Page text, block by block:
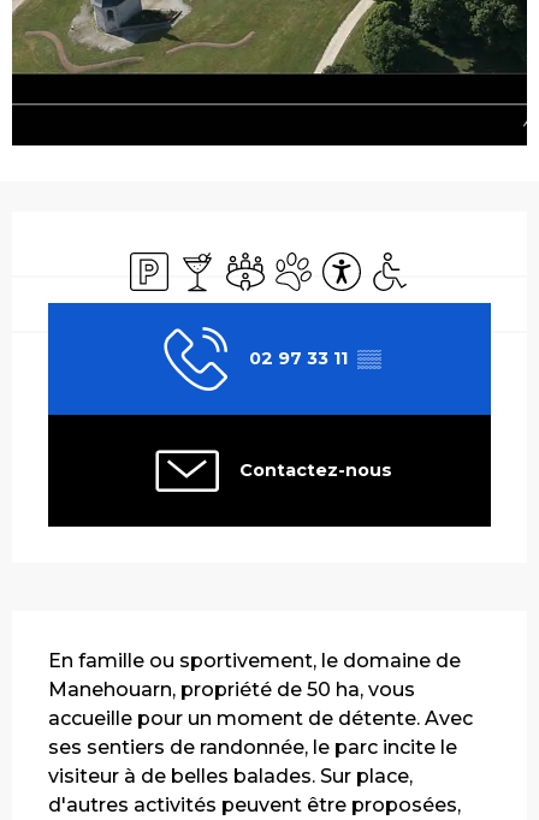
ParkingBar / Buvette
Salle de réunion
Animaux acceptés
Accessibilité
Accès
02 97 33 11 ▒▒
Contactez-nous
En famille ou sportivement, le domaine de
Manehouarn, propriété de 50 ha, vous
accueille pour un moment de détente. Avec
ses sentiers de randonnée, le parc incite le
visiteur à de belles balades. Sur place,
d'autres activités peuvent être proposées,